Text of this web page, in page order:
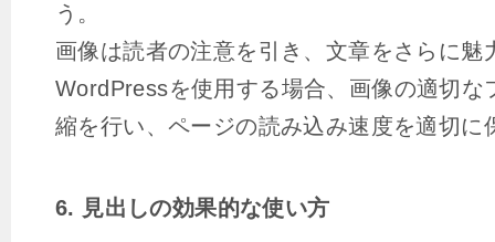
う。
画像は読者の注意を引き、文章をさらに魅
WordPressを使用する場合、画像の適切な
縮を行い、ページの読み込み速度を適切に
6. 見出しの効果的な使い方